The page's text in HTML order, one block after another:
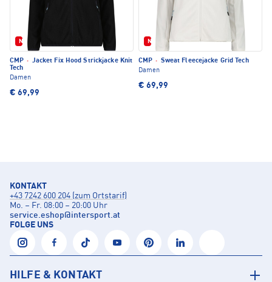
Neu
CMP · Jacket Fix Hood Strickjacke Knit
Tech
Damen
€ 69,99
Neu
CMP · Sweat Fleecejacke Grid Tech
Damen
€ 69,99
KONTAKT
+43 7242 600 204 (zum Ortstarif)
Mo. – Fr. 08:00 – 20:00 Uhr
service.eshop@intersport.at
FOLGE UNS
HILFE & KONTAKT